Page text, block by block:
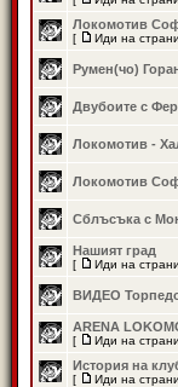
Локомотив
[ Иди на
Румен(чо)
Двубоите с
Локомотив -
Локомотив
Сблъсъка с
Нашият град
[ Иди на
ВИДЕО Торпедо
ARENA
[ Иди на
История на
[ Иди на